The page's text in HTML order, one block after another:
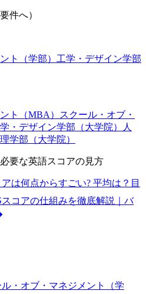
件へ）
ト（学部） 工学・デザイン学部
ト（MBA）
スクール・オブ・
・デザイン学部（大学院）
人
理学部（大学院）
要な英語スコアの見方
は何点からすごい? 平均は？目
スコアの仕組みを徹底解説｜バ
ル・オブ・マネジメント（学